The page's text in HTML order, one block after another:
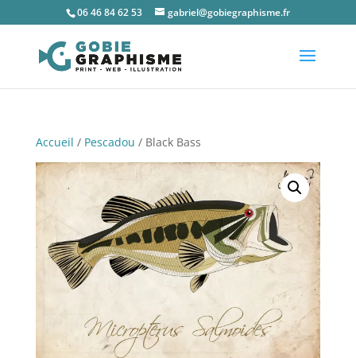
06 46 84 62 53 gabriel@gobiegraphisme.fr
Accueil / Pescadou / Black Bass